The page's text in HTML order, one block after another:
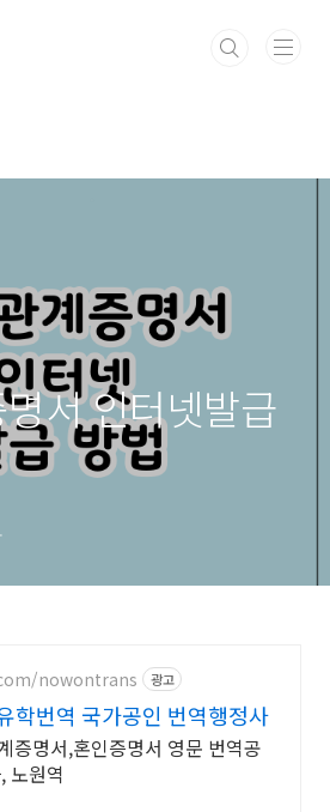
서 인터넷발급
nowontrans 광고
학번역 국가공인 번역행정사
증명서,혼인증명서 영문 번역공
노원역